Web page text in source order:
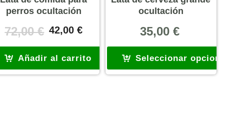
perros ocultación
72,00€ El
era:
72,00 €.
42,00€El
actual
es:
42,00 €.
Añadir al carrito
ocultación
35,00 €
Seleccionar